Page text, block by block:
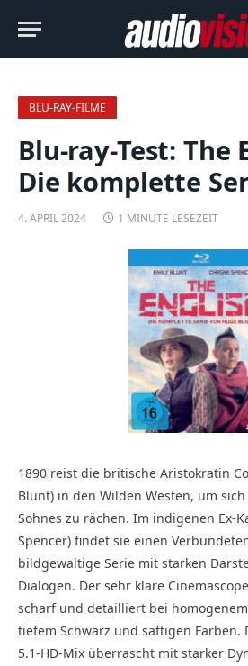
BLU-RAY-FILME
Blu-ray-Test: The
Die komplette
4. APRIL 2024 1 MINUTE LESEZEIT
1890 reist die britische Aristokratin
Blunt) in den Wilden Westen, um
Sohnes zu rächen. Im indigenen Ex-
Spencer) findet sie einen
bildgewaltige Serie mit starken
Dialogen. Der sehr klare
scharf und detailliert bei
tiefem Schwarz und saftigen Farben.
5.1-HD-Mix überrascht mit starker